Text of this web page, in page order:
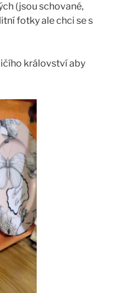
(jsou schované,
fotky ale chci se s
království aby